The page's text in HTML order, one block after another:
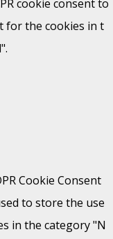
cookie consent to
for the cookies in t
Cookie Consent
to store the use
in the category "N